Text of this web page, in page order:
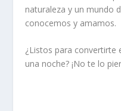
naturaleza y un mundo
conocemos y amamos.
¿Listos para convertirte
una noche? ¡No te lo